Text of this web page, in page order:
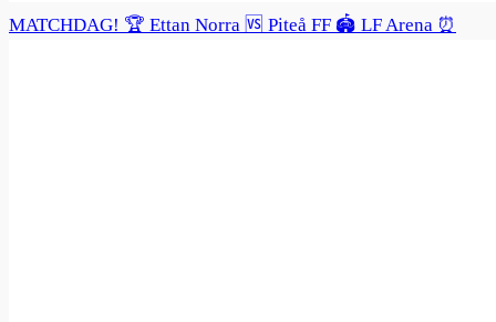
MATCHDAG! 🏆 Ettan Norra 🆚 Piteå FF 🏟️ LF Arena ⏰